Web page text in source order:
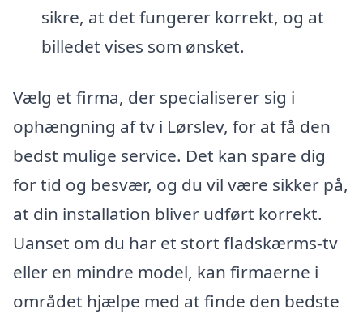
sikre, at det fungerer korrekt, og at
billedet vises som ønsket.
Vælg et firma, der specialiserer sig i
ophængning af tv i Lørslev, for at få den
bedst mulige service. Det kan spare dig
for tid og besvær, og du vil være sikker på,
at din installation bliver udført korrekt.
Uanset om du har et stort fladskærms-tv
eller en mindre model, kan firmaerne i
området hjælpe med at finde den bedste